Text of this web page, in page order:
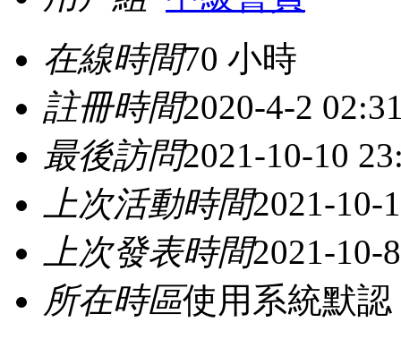
在線時間70 小時
註冊時間2020-4-2
最後訪問2021-10-10
上次活動時間2021-10-
上次發表時間2021-10-
所在時區使用系統默認